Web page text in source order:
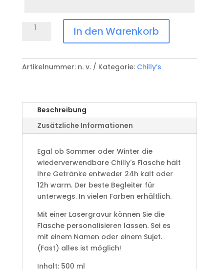
Chilly's
0.5L
Whale
In den Warenkorb
Artikelnummer: n. v. Kategorie: Chilly’s
Beschreibung
Zusätzliche Informationen
Egal ob Sommer oder Winter die
wiederverwendbare Chilly's Flasche hält
Ihre Getränke entweder 24h kalt oder
12h warm. Der beste Begleiter für
unterwegs. In vielen Farben erhältlich.
Mit einer Lasergravur können Sie die
Flasche personalisieren lassen. Sei es
mit einem Namen oder einem Sujet.
(Fast) alles ist möglich!
Inhalt: 500 ml